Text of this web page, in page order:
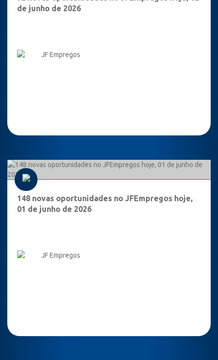
de junho de 2026
JF Empregos
148 novas oportunidades no JFEmpregos hoje,
01 de junho de 2026
JF Empregos